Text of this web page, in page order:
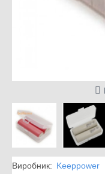
Виробник: Keeppower